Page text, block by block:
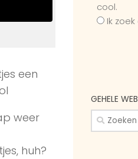
een
weer
huh?
cool.
Ik
GEHELE
Zoeken
naar: